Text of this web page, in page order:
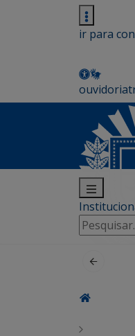
ir para
ouvidoria
Pesquisar
por: